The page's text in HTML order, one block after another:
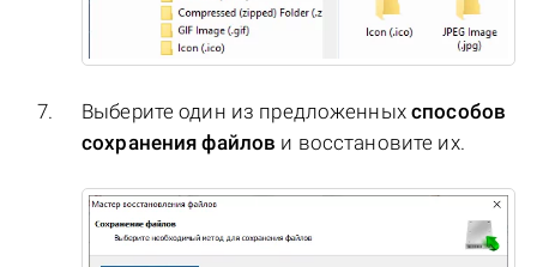
Выберите один из предложенных способов
сохранения файлов и восстановите их.